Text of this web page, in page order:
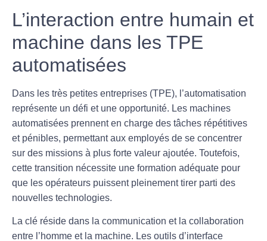
L’interaction entre humain et
machine dans les TPE
automatisées
Dans les très petites entreprises (TPE), l’automatisation
représente un défi et une opportunité. Les machines
automatisées prennent en charge des tâches répétitives
et pénibles, permettant aux employés de se concentrer
sur des missions à plus forte valeur ajoutée. Toutefois,
cette transition nécessite une formation adéquate pour
que les opérateurs puissent pleinement tirer parti des
nouvelles technologies.
La clé réside dans la communication et la collaboration
entre l’homme et la machine. Les outils d’interface